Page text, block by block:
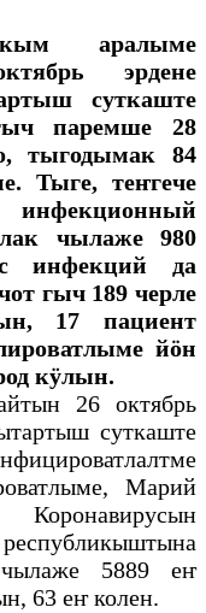
аралыме
эрдене
суткаште
паремше 28
тыгодымак 84
Тыге, теҥгече
инфекционный
чылаже 980
инфекций да
гыч 189 черле
17 пациент
йӧн
кӱлын.
26 октябрь
суткаште
Марий
5889 еҥ
63 еҥ колен.